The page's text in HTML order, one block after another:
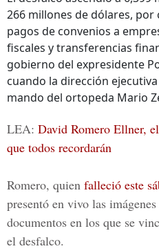
266 millones de dólares,
pagos de convenios a
fiscales y transferencias
gobierno del expresidente
cuando la dirección
mando del ortopeda Mario
LEA: David Romero Ellner,
que todos recordarán
Romero, quien falleció este
presentó en vivo las
documentos en los que se
el desfalco.